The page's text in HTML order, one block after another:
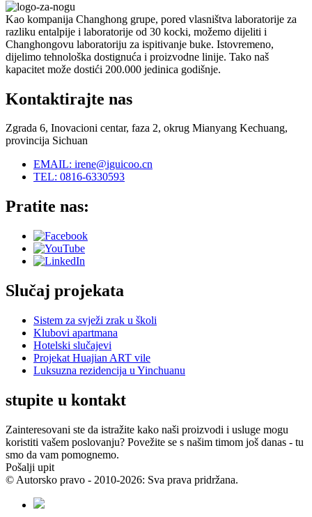
Kao kompanija Changhong grupe, pored vlasništva laboratorije za
razliku entalpije i laboratorije od 30 kocki, možemo dijeliti i
Changhongovu laboratoriju za ispitivanje buke. Istovremeno,
dijelimo tehnološka dostignuća i proizvodne linije. Tako naš
kapacitet može dostići 200.000 jedinica godišnje.
Kontaktirajte nas
Zgrada 6, Inovacioni centar, faza 2, okrug Mianyang Kechuang,
provincija Sichuan
EMAIL: irene@iguicoo.cn
TEL: 0816-6330593
Pratite nas:
Slučaj projekata
Sistem za svježi zrak u školi
Klubovi apartmana
Hotelski slučajevi
Projekat Huajian ART vile
Luksuzna rezidencija u Yinchuanu
stupite u kontakt
Zainteresovani ste da istražite kako naši proizvodi i usluge mogu
koristiti vašem poslovanju? Povežite se s našim timom još danas - tu
smo da vam pomognemo.
Pošalji upit
© Autorsko pravo - 2010-2026: Sva prava pridržana.